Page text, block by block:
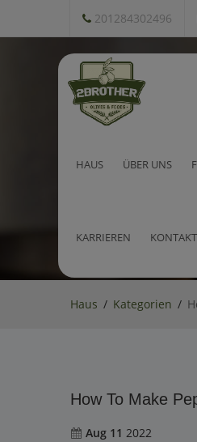
201284302496
HAUS ÜBER UNS
KARRIEREN
How To
Haus Kategorien
How To Make
Aug 11 2022